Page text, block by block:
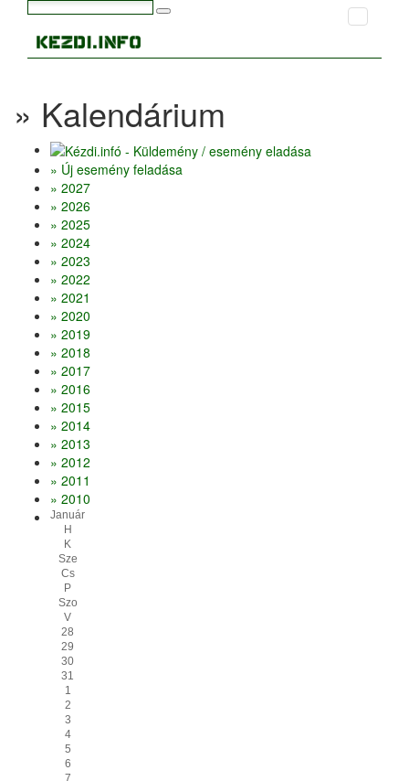
» Kalendárium
» Új esemény feladása
» 2027
» 2026
» 2025
» 2024
» 2023
» 2022
» 2021
» 2020
» 2019
» 2018
» 2017
» 2016
» 2015
» 2014
» 2013
» 2012
» 2011
» 2010
Január
H
K
Sze
Cs
P
Szo
V
28
29
30
31
1
2
3
4
5
6